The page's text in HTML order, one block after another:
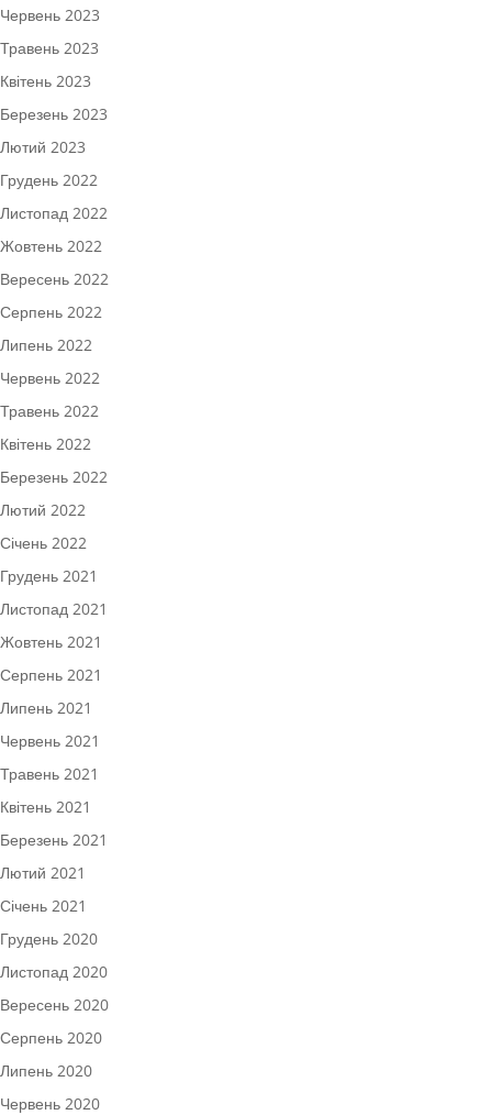
Червень 2023
Травень 2023
Квітень 2023
Березень 2023
Лютий 2023
Грудень 2022
Листопад 2022
Жовтень 2022
Вересень 2022
Серпень 2022
Липень 2022
Червень 2022
Травень 2022
Квітень 2022
Березень 2022
Лютий 2022
Січень 2022
Грудень 2021
Листопад 2021
Жовтень 2021
Серпень 2021
Липень 2021
Червень 2021
Травень 2021
Квітень 2021
Березень 2021
Лютий 2021
Січень 2021
Грудень 2020
Листопад 2020
Вересень 2020
Серпень 2020
Липень 2020
Червень 2020